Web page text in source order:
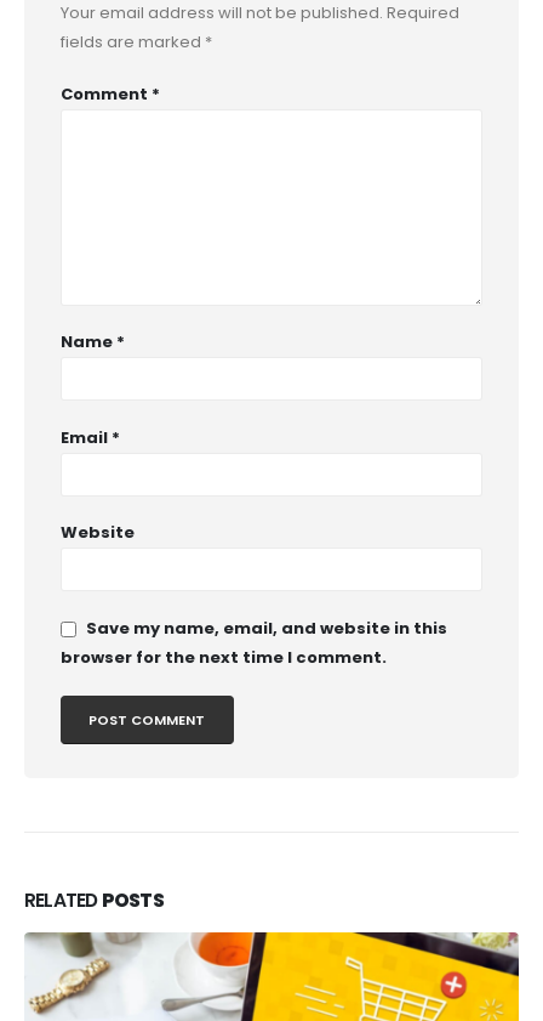
Your email address will not be published. Required
fields are marked *
Comment *
Name *
Email *
Website
Save my name, email, and website in this
browser for the next time I comment.
RELATEDPOSTS